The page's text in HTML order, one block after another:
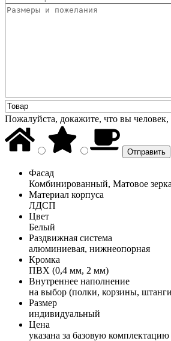
Пожалуйста, докажите, что вы человек,
Фасад
Комбинированный, Матовое
Материал корпуса
ЛДСП
Цвет
Белый
Раздвижная система
алюминиевая, нижнеопорная
Кромка
ПВХ (0,4 мм, 2 мм)
Внутреннее наполнение
на выбор (полки, корзины,
Размер
индивидуальный
Цена
указана за базовую комплектацию